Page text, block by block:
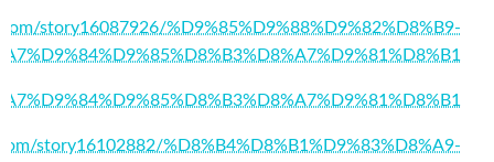
story16087926/%D9%85%D9%88%D9%82%D8%B9-
story16102882/%D8%B4%D8%B1%D9%83%D8%A9-